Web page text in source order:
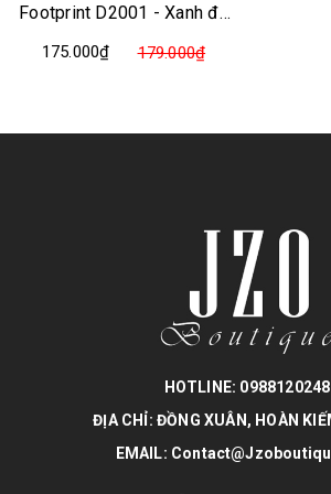
Footprint D2001 - Xanh đế
175.000₫ 179.000₫
HOTLINE: 0988120248
ĐỊA CHỈ: ĐỒNG XUÂN, HOÀN
EMAIL: